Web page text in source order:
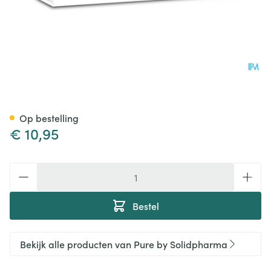
€ 10,95
Bestel
Op bestelling
Bekijk alle producten van Pure by Solidpharma